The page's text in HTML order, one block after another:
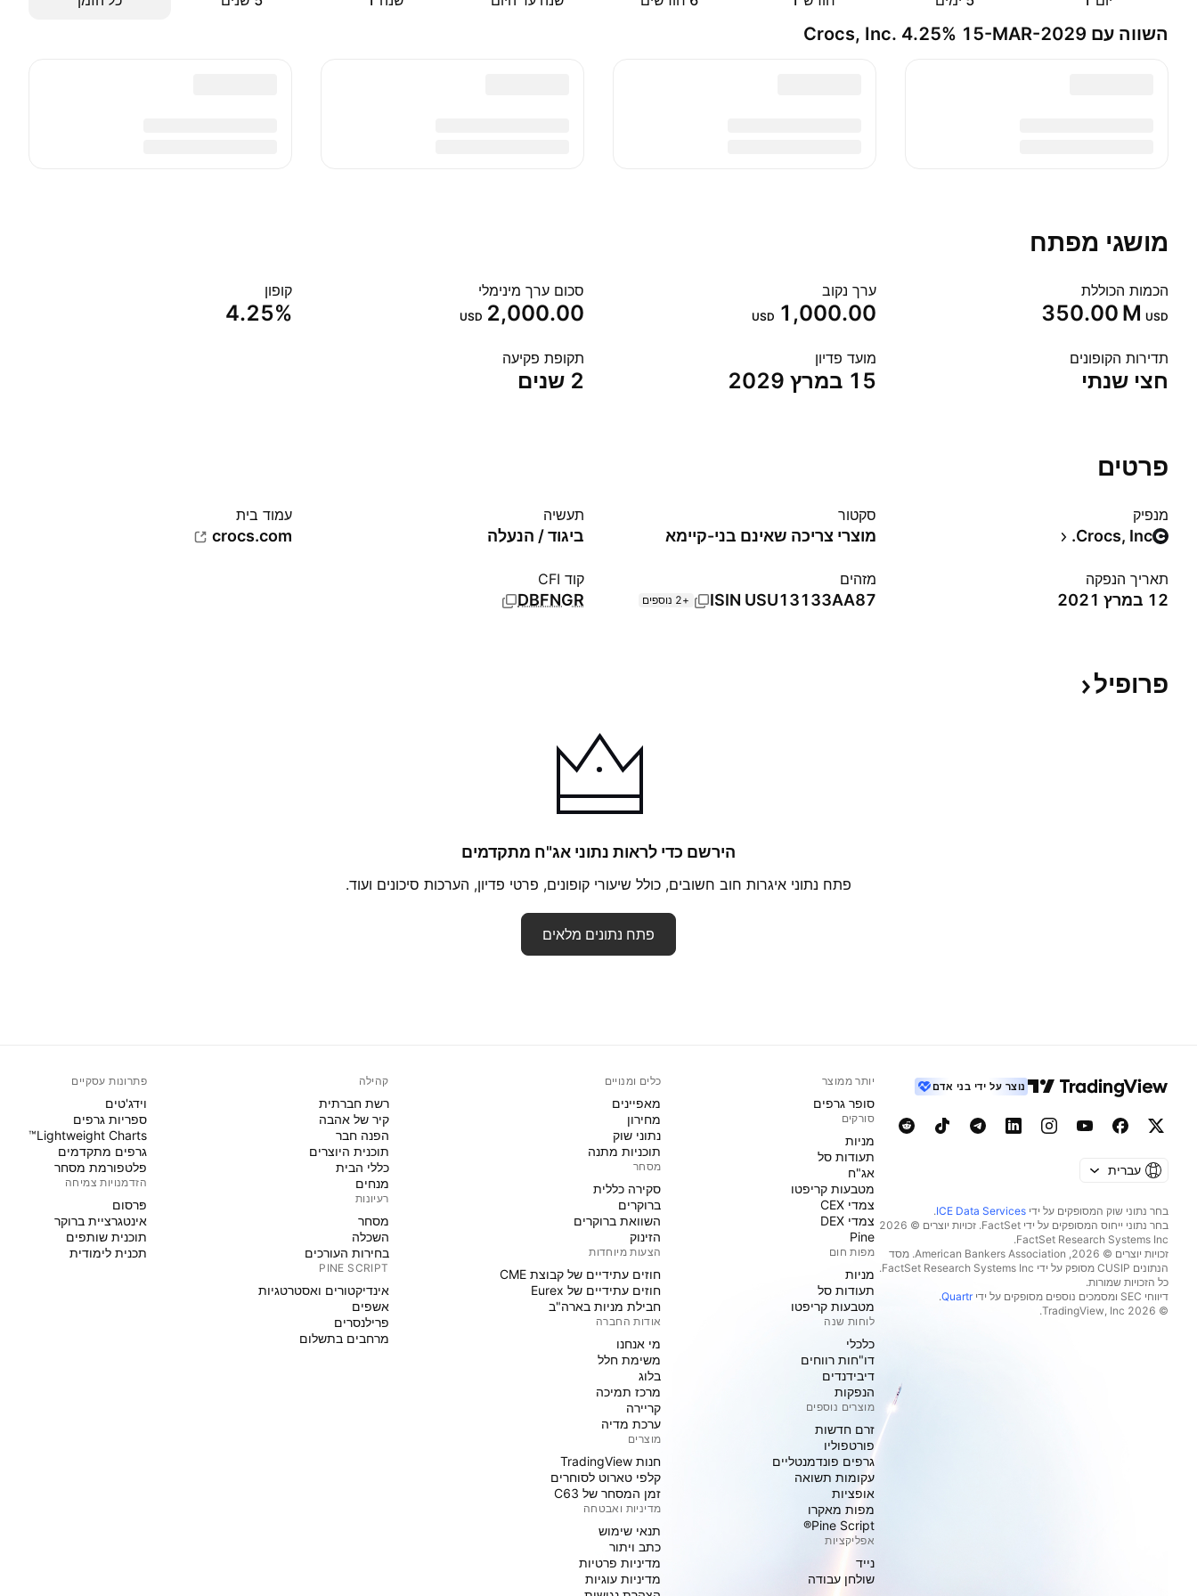
השווה עם Crocs, Inc. 4.25% 15-MAR-2029
מושגי מפתח
הכמות הכוללת
‪350.00 M‬ USD
ערך נקוב
1,000.00
USD
סכום ערך מינימלי
2,000.00
USD
קופון
4.25%
תדירות הקופונים
חצי שנתי
מועד פדיון
15 במרץ 2029
תקופת פקיעה
2 שנים
פרטים
מנפיק
Crocs, Inc.
סקטור
מוצרי צריכה שאינם בני-קיימא
תעשיה
ביגוד / הנעלה
עמוד בית
crocs.com
תאריך הנפקה
12 במרץ 2021
מזהים
ISIN USU13133AA87 +2 נוספים
קוד CFI
DBFNGR
פרופיל
הירשם כדי לראות נתוני אג"ח מתקדמים
פתח נתוני איגרות חוב חשובים, כולל שיעורי קופונים, פרטי פדיון, הערכות סיכונים ועוד.
פתח נתונים מלאים
נוצר על ידי בני אדם
עברית
בחר נתוני שוק המסופקים על ידי ICE Data Services
.
בחר נתוני ייחוס המסופקים על ידי FactSet. זכויות יוצרים © 2026
זכויות יוצרים © 2026, ‏American Bankers Association. מסד
הנתונים CUSIP מסופק על ידי FactSet Research Systems Inc.
כל הזכויות שמורות.
דיווחי SEC ומסמכים נוספים מסופקים על ידי
Quartr
.
© 2026 ‏TradingView, Inc.‏
יותר ממוצר
סופר גרפים
סורקים
מניות‏
תעודות סל
אג"ח
מטבעות קריפטו
צמדי CEX
צמדי DEX
Pine
מפות חום
מניות‏
תעודות סל
מטבעות קריפטו
לוחות שנה
כלכלי
דו"חות רווחים
דיבידנדים
הנפקות
מוצרים נוספים
זרם חדשות
פורטפוליו
גרפים פונדמנטליים
עקומות תשואה
אופציות
מפות מאקרו
Pine Script®
אפליקציות
נייד
שולחן עבודה
כלים ומנויים
מאפיינים
מחירון
נתוני שוק
תוכניות מתנה
מסחר
סקירה כללית
ברוקרים
השוואת ברוקרים
הזינוק
הצעות מיוחדות
חוזים עתידיים של קבוצת CME
חוזים עתידיים של Eurex
חבילת מניות בארה"ב
אודות החברה
מי אנחנו
משימת חלל
בלוג
מרכז תמיכה
קריירה
ערכת מדיה
מוצרים
חנות TradingView
קלפי טארוט לסוחרים
זמן המסחר של C63
מדיניות ואבטחה
תנאי שימוש
כתב ויתור
מדיניות פרטיות
מדיניות עוגיות
קהילה
רשת חברתית
קיר של אהבה
הפנה חבר
תוכנית היוצרים
כללי הבית
מנחים
רעיונות
מסחר
השכלה
בחירות העורכים
PINE SCRIPT
אינדיקטורים ואסטרטגיות
אשפים
פרילנסרים
מרחבים בתשלום
פתרונות עסקיים
וידג'טים
ספריות גרפים
Lightweight Charts™
גרפים מתקדמים
פלטפורמת מסחר
הזדמנויות צמיחה
פּרסום
אינטגרציית ברוקר
תוכנית שותפים
תכנית לימודית